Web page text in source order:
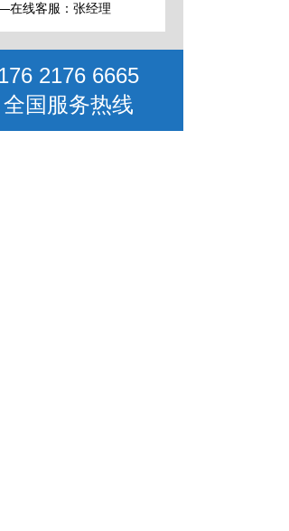
线客服：张经理
2176 6665
全国服务热线